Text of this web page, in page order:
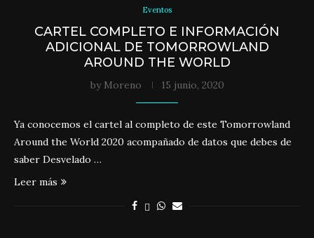
Eventos
CARTEL COMPLETO E INFORMACIÓN
ADICIONAL DE TOMORROWLAND
AROUND THE WORLD
by Moreno 15 junio, 2020
Ya conocemos el cartel al completo de este Tomorrowland
Around the World 2020 acompañado de datos que debes de
saber Desvelado …
Leer más